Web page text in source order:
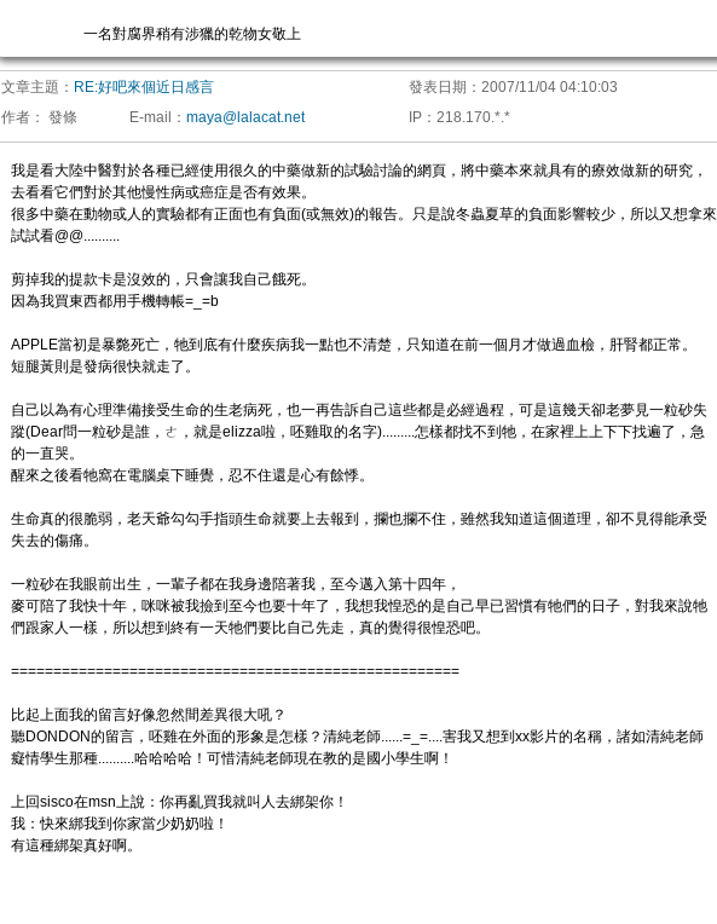
一名對腐界稍有涉獵的乾物女敬上
文章主題： RE:好吧來個近日感言 發表日期： 2007/11/04 04:10:03
作者： 發條 E-mail ： maya@lalacat.net IP ： 218.170.*.*
我是看大陸中醫對於各種已經使用很久的中藥做新的試驗討論的網頁，將中藥本來就具有的療效做新的研究，
去看看它們對於其他慢性病或癌症是否有效果。
很多中藥在動物或人的實驗都有正面也有負面(或無效)的報告。只是說冬蟲夏草的負面影響較少，所以又想拿來
試試看@@..........
剪掉我的提款卡是沒效的，只會讓我自己餓死。
因為我買東西都用手機轉帳=_=b
APPLE當初是暴斃死亡，牠到底有什麼疾病我一點也不清楚，只知道在前一個月才做過血檢，肝腎都正常。
短腿黃則是發病很快就走了。
自己以為有心理準備接受生命的生老病死，也一再告訴自己這些都是必經過程，可是這幾天卻老夢見一粒砂失
蹤(Dear問一粒砂是誰，ㄜ，就是elizza啦，呸雞取的名字).........怎樣都找不到牠，在家裡上上下下找遍了，急
的一直哭。
醒來之後看牠窩在電腦桌下睡覺，忍不住還是心有餘悸。
生命真的很脆弱，老天爺勾勾手指頭生命就要上去報到，攔也攔不住，雖然我知道這個道理，卻不見得能承受
失去的傷痛。
一粒砂在我眼前出生，一輩子都在我身邊陪著我，至今邁入第十四年，
麥可陪了我快十年，咪咪被我撿到至今也要十年了，我想我惶恐的是自己早已習慣有牠們的日子，對我來說牠
們跟家人一樣，所以想到終有一天牠們要比自己先走，真的覺得很惶恐吧。
=====================================================
比起上面我的留言好像忽然間差異很大吼？
聽DONDON的留言，呸雞在外面的形象是怎樣？清純老師......=_=....害我又想到xx影片的名稱，諸如清純老師
癡情學生那種..........哈哈哈哈！可惜清純老師現在教的是國小學生啊！
上回sisco在msn上說：你再亂買我就叫人去綁架你！
我：快來綁我到你家當少奶奶啦！
有這種綁架真好啊。